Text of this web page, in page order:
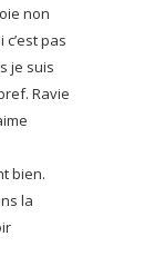
non
pas
je suis
Ravie
bien.
la